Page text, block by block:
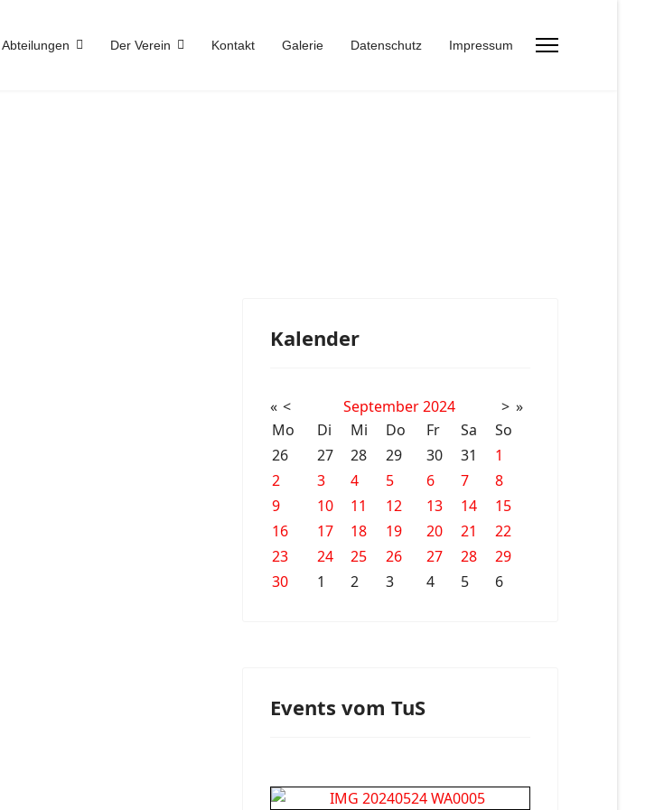
Abteilungen Der Verein Kontakt Galerie Datenschutz Impressum
Kalender
« < September2024 > »
Mo
Di Mi Do Fr Sa
So
26
27 28 29 30 31
1
2
3 4 5 6 7
8
9
10 11 12 13 14
15
16
17 18 19 20 21
22
23
24 25 26 27 28
29
30
1 2 3 4 5 6
Events vom TuS